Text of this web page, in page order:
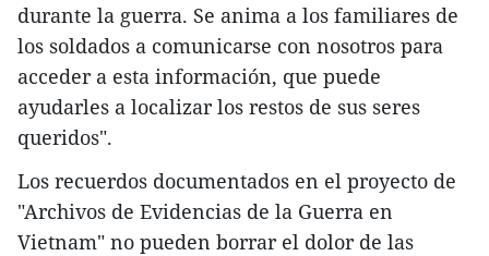
durante la guerra. Se anima a los familiares de
los soldados a comunicarse con nosotros para
acceder a esta información, que puede
ayudarles a localizar los restos de sus seres
queridos".
Los recuerdos documentados en el proyecto de
"Archivos de Evidencias de la Guerra en
Vietnam" no pueden borrar el dolor de las